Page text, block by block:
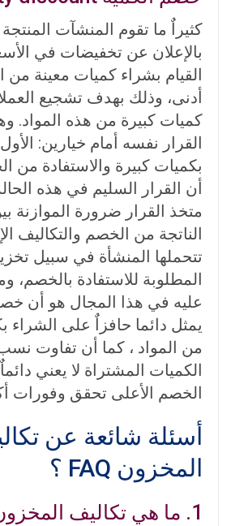
كثيراٌ ما تقوم المنشآت المنتجة
بالإعلان عن تخفيضات في
القيام بشراء كميات معينة من
أدنى، وذلك بهدف تشجيع
كميات كبيرة من هذه المواد.
القرار نفسه أمام خيارين:
بكميات كبيرة والاستفادة من
أن القرار السليم في هذه
متخذ القرار ضرورة الموازنة
الناتجة من الخصم والتكاليف
تتحملها المنشأة في سبيل
المطلوبة للاستفادة بالخصم،
عليه في هذا المجال هو أن
يمثل دائما حافزاٌ على الشراء
من المواد ، كما أن تفاوت
الكميات المشتراة لا يعني
الخصم الأعلى تحقق وفورات
أسئلة شائعة عن
المخزون FAQ ؟
1. ما هي تكاليف المخزون؟